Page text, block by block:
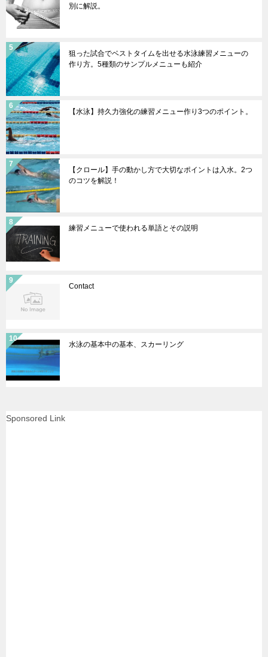
別に解説。
狙った試合でベストタイムを出せる水泳練習メニューの
作り方。5種類のサンプルメニューも紹介
【水泳】持久力強化の練習メニュー作り3つのポイント。
【クロール】手の動かし方で大切なポイントは入水。2つ
のコツを解説！
練習メニューで使われる単語とその説明
Contact
水泳の基本中の基本、スカーリング
Sponsored Link